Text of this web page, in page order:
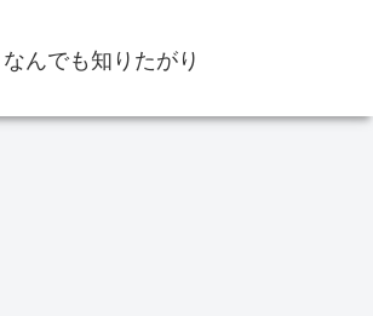
なんでも知りたがり